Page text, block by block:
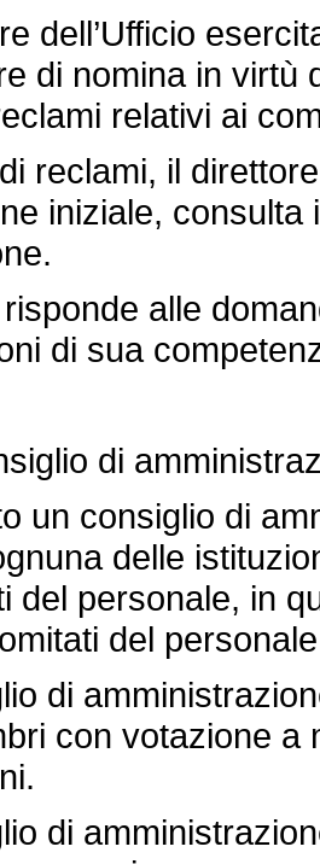
dell’Ufficio
di nomina in virtù
relativi ai
il direttore
iniziale,
alle
di sua
di
un consiglio di
delle
del personale, in
del
di
con votazione
di